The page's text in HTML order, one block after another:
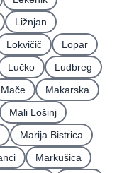
Ližnjan
Lokvičič
Lopar
Lučko
Ludbreg
Mače
Makarska
Mali Lošinj
Marija Bistrica
Markušica